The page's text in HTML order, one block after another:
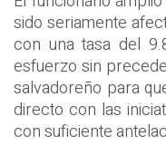
sido seriamente
con una tasa del
esfuerzo sin
salvadoreño para
directo con las
con suficiente